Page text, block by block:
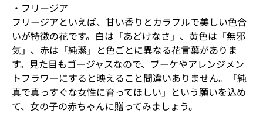
・フリージア
フリージアといえば、甘い香りとカラフルで美しい色合
いが特徴の花です。白は「あどけなさ」、黄色は「無邪
気」、赤は「純潔」と色ごとに異なる花言葉がありま
す。見た目もゴージャスなので、ブーケやアレンジメン
トフラワーにすると映えること間違いありません。「純
真で真っすぐな女性に育ってほしい」という願いを込め
て、女の子の赤ちゃんに贈ってみましょう。